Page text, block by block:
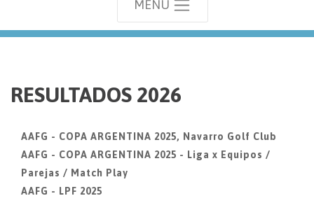
MENU
RESULTADOS 2026
AAFG - COPA ARGENTINA 2025, Navarro Golf Club
AAFG - COPA ARGENTINA 2025 - Liga x Equipos /
Parejas / Match Play
AAFG - LPF 2025